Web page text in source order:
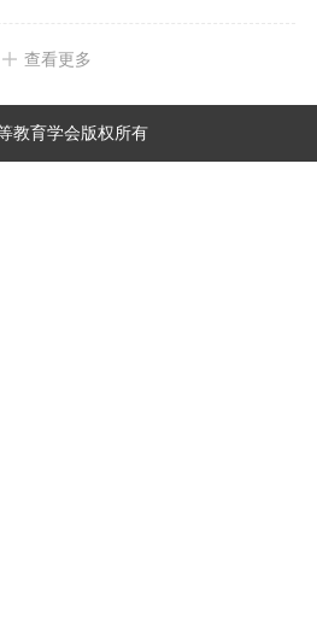
查看更多
教育学会版权所有